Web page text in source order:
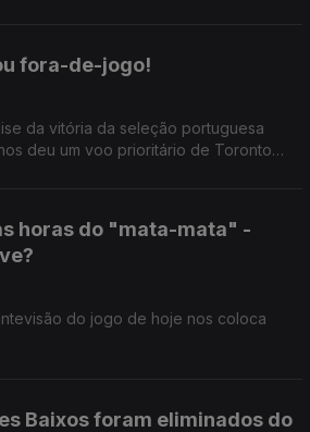
fora-de-jogo!
da vitória da seleção portuguesa
deu um voo prioritário de Toronto
horas do "mata-mata" -
do jogo de hoje nos coloca
Baixos foram eliminados do